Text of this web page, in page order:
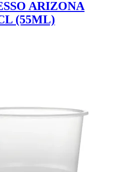
ARIZONA
(55ML)